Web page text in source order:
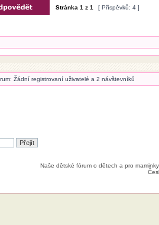
Stránka1 z1 [ Příspěvků: 4 ]
Žádní registrovaní uživatelé a 2 návštevníků
Naše dětské fórum o dětech a pro